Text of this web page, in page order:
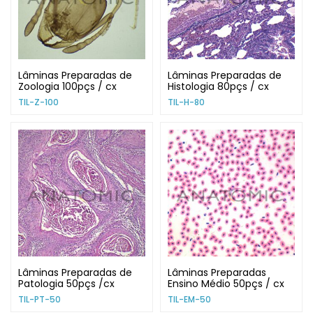
Lâminas Preparadas de
Zoologia 100pçs / cx
TIL-Z-100
Lâminas Preparadas de
Histologia 80pçs / cx
TIL-H-80
Lâminas Preparadas de
Patologia 50pçs /cx
TIL-PT-50
Lâminas Preparadas
Ensino Médio 50pçs / cx
TIL-EM-50